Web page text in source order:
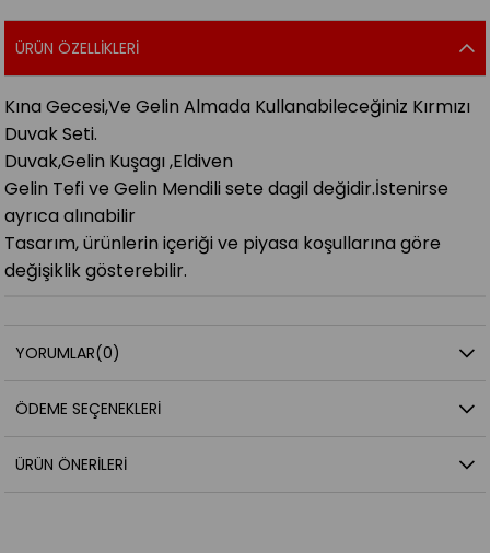
ÜRÜN ÖZELLIKLERI
Kına Gecesi,Ve Gelin Almada Kullanabileceğiniz Kırmızı
Duvak Seti.
Duvak,Gelin Kuşagı ,Eldiven
Gelin Tefi ve Gelin Mendili sete dagil değidir.İstenirse
ayrıca alınabilir
Tasarım, ürünlerin içeriği ve piyasa koşullarına göre
değişiklik gösterebilir.
YORUMLAR(0)
ÖDEME SEÇENEKLERI
ÜRÜN ÖNERILERI